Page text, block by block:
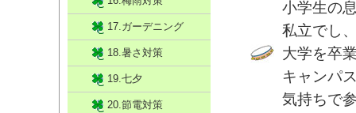
小学生の
私立でし
大学を卒
キャンパ
気持ちで
17.ガーデニング
18.暑さ対策
19.七夕
20.節電対策